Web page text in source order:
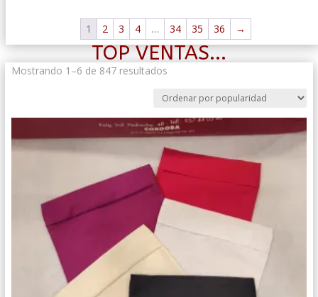
1 2 3 4 … 34 35 36 →
TOP VENTAS...
Mostrando 1–6 de 847 resultadosOrdenado
popularidad